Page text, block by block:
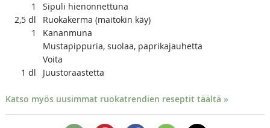
1
Sipuli hienonnettuna
2,5 dl
Ruokakerma (maitokin käy)
1
Kananmuna
Mustapippuria, suolaa, paprikajauhetta
Voita
1 dl Juustoraastetta
Katso myös uusimmat ruokatrendien reseptit täältä »